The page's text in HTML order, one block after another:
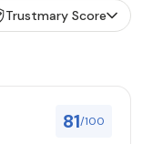
Trustmary Score
81/100